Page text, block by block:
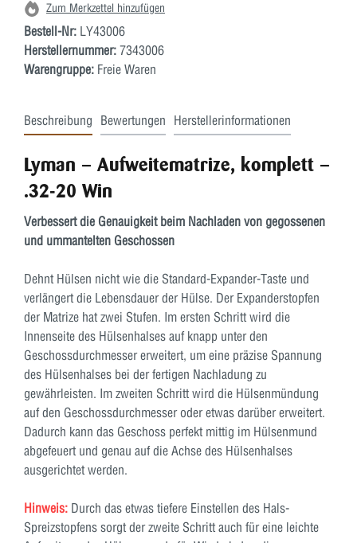
Zum Merkzettel hinzufügen
Bestell-Nr: LY43006
Herstellernummer: 7343006
Warengruppe: Freie Waren
Beschreibung Bewertungen Herstellerinformationen
Lyman – Aufweitematrize, komplett –
.32-20 Win
Verbessert die Genauigkeit beim Nachladen von gegossenen
und ummantelten Geschossen
Dehnt Hülsen nicht wie die Standard-Expander-Taste und
verlängert die Lebensdauer der Hülse. Der Expanderstopfen
der Matrize hat zwei Stufen. Im ersten Schritt wird die
Innenseite des Hülsenhalses auf knapp unter den
Geschossdurchmesser erweitert, um eine präzise Spannung
des Hülsenhalses bei der fertigen Nachladung zu
gewährleisten. Im zweiten Schritt wird die Hülsenmündung
auf den Geschossdurchmesser oder etwas darüber erweitert.
Dadurch kann das Geschoss perfekt mittig im Hülsenmund
abgefeuert und genau auf die Achse des Hülsenhalses
ausgerichtet werden.
Hinweis: Durch das etwas tiefere Einstellen des Hals-
Spreizstopfens sorgt der zweite Schritt auch für eine leichte